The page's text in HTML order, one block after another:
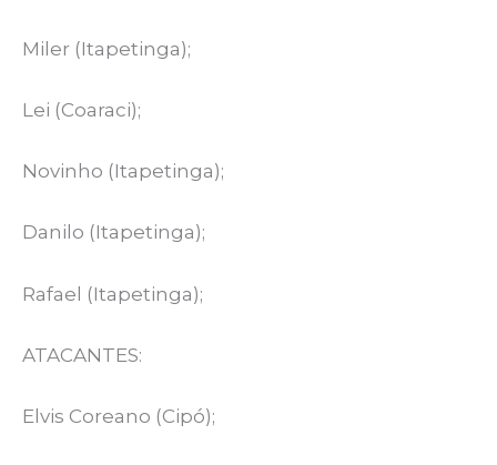
Miler (Itapetinga);
Lei (Coaraci);
Novinho (Itapetinga);
Danilo (Itapetinga);
Rafael (Itapetinga);
ATACANTES:
Elvis Coreano (Cipó);